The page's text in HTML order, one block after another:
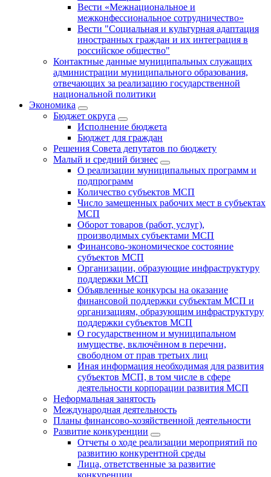
Вести «Межнациональное и
межконфессиональное сотрудничество»
Вести "Социальная и культурная адаптация
иностранных граждан и их интеграция в
российское общество"
Контактные данные муниципальных служащих
администрации муниципального образования,
отвечающих за реализацию государственной
национальной политики
Экономика
Бюджет округa
Исполнение бюджета
Бюджет для граждан
Решения Совета депутатов по бюджету
Малый и средний бизнес
О реализации муниципальных программ и
подпрограмм
Количество субъектов МСП
Число замещенных рабочих мест в субъектах
МСП
Оборот товаров (работ, услуг),
производимых субъектами МСП
Финансово-экономическое состояние
субъектов МСП
Организации, образующие инфраструктуру
поддержки МСП
Объявленные конкурсы на оказание
финансовой поддержки субъектам МСП и
организациям, образующим инфраструктуру
поддержки субъектов МСП
О государственном и муниципальном
имуществе, включённом в перечни,
свободном от прав третьих лиц
Иная информация необходимая для развития
субъектов МСП, в том числе в сфере
деятельности корпорации развития МСП
Неформальная занятость
Международная деятельность
Планы финансово-хозяйственной деятельности
Развитие конкуренции
Отчеты о ходе реализации мероприятий по
развитию конкурентной среды
Лица, ответственные за развитие